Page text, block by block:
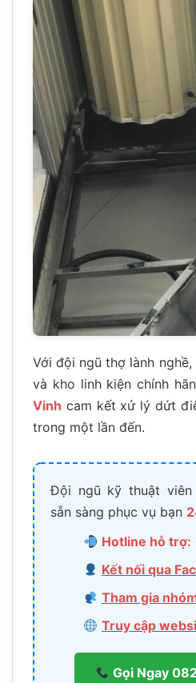
Với đội ngũ thợ lành
và kho linh kiện chính
Vinh cam kết xử lý dứt
trong một lần đến.
Đội ngũ kỹ thuật viên
sẵn sàng phục vụ bạn
Hotline hỗ trợ:
Kết nối qua
Tham gia
Truy cập
Gọi Ngay